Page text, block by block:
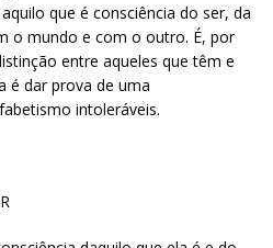
que é consciência do ser, da
o mundo e com o outro. É, por
entre aqueles que têm e
é dar prova de uma
intoleráveis.